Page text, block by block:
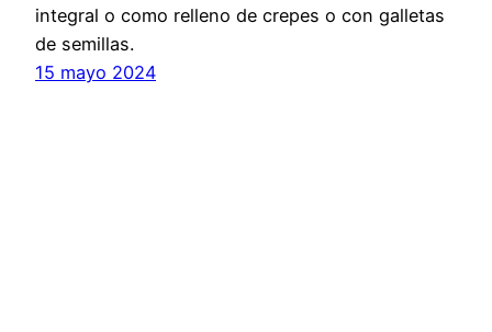
integral o como relleno de crepes o con galletas
de semillas.
15 mayo 2024